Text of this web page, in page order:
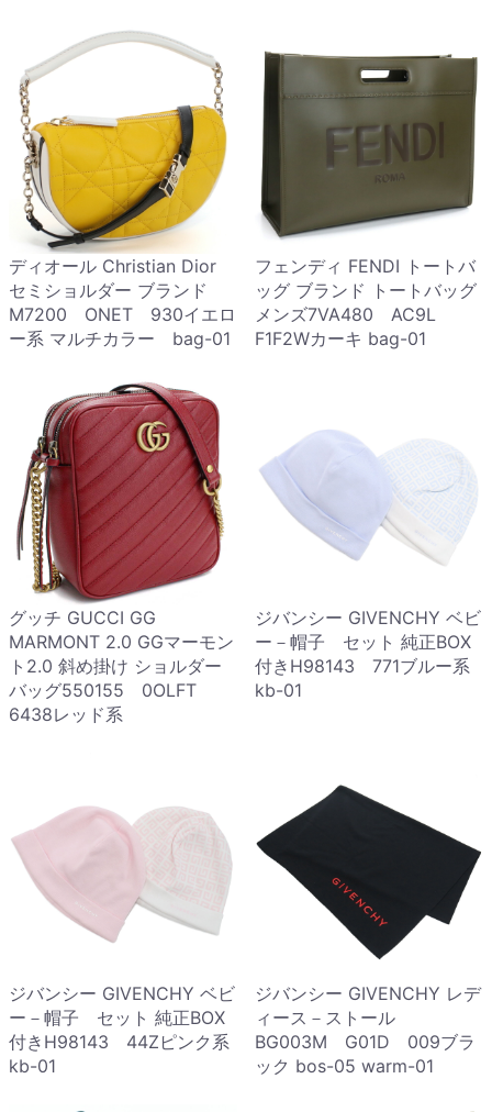
ディオール Christian Dior
セミショルダー ブランド
M7200 ONET 930イエロ
ー系 マルチカラー bag-01
フェンディ FENDI トートバ
ッグ ブランド トートバッグ
メンズ7VA480 AC9L
F1F2Wカーキ bag-01
グッチ GUCCI GG
MARMONT 2.0 GGマーモン
ト2.0 斜め掛け ショルダー
バッグ550155 0OLFT
6438レッド系
ジバンシー GIVENCHY ベビ
ー－帽子 セット 純正BOX
付きH98143 771ブルー系
kb-01
ジバンシー GIVENCHY ベビ
ー－帽子 セット 純正BOX
付きH98143 44Zピンク系
kb-01
ジバンシー GIVENCHY レデ
ィース－ストール
BG003M G01D 009ブラ
ック bos-05 warm-01